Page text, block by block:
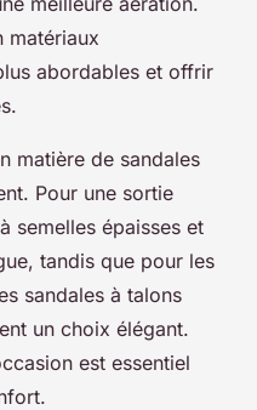
matériaux
abordables et offrir
matière de sandales
Pour une sortie
semelles épaisses et
tandis que pour les
sandales à talons
un choix élégant.
est essentiel